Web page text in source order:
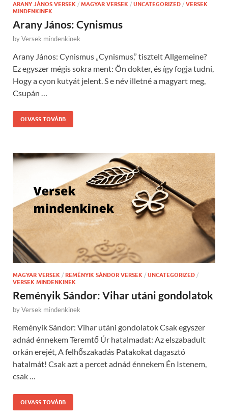
ARANY JÁNOS VERSEK / MAGYAR VERSEK / UNCATEGORIZED / VERSEK
MINDENKINEK
Arany János: Cynismus
byVersek mindenkinek
Arany János: Cynismus „Cynismus,” tisztelt Allgemeine?
Ez egyszer mégis sokra ment: Ön dokter, és így fogja tudni,
Hogy a cyon kutyát jelent. S e név illetné a magyart meg,
Csupán …
OLVASS TOVÁBB
MAGYAR VERSEK / REMÉNYIK SÁNDOR VERSEK / UNCATEGORIZED /
VERSEK MINDENKINEK
Reményik Sándor: Vihar utáni gondolatok
byVersek mindenkinek
Reményik Sándor: Vihar utáni gondolatok Csak egyszer
adnád énnekem Teremtő Úr hatalmadat: Az elszabadult
orkán erejét, A felhőszakadás Patakokat dagasztó
hatalmát! Csak azt a percet adnád énnekem Én Istenem,
csak …
OLVASS TOVÁBB